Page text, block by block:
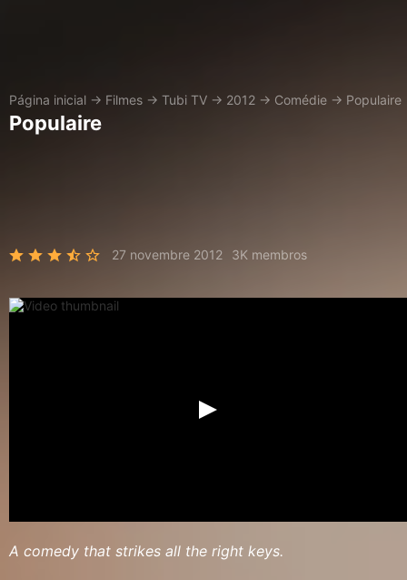
Página inicial → Filmes → Tubi TV → 2012 → Comédie → Populaire
Populaire
27 novembre 2012 3K membros
A comedy that strikes all the right keys.